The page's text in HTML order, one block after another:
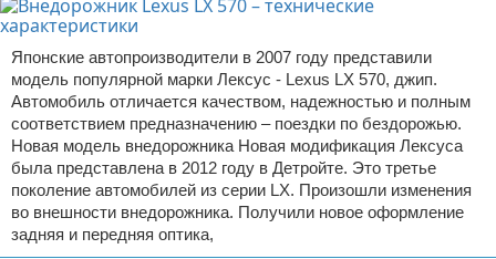
Японские автопроизводители в 2007 году представили
модель популярной марки Лексус - Lexus LX 570, джип.
Автомобиль отличается качеством, надежностью и полным
соответствием предназначению – поездки по бездорожью.
Новая модель внедорожника Новая модификация Лексуса
была представлена в 2012 году в Детройте. Это третье
поколение автомобилей из серии LX. Произошли изменения
во внешности внедорожника. Получили новое оформление
задняя и передняя оптика,